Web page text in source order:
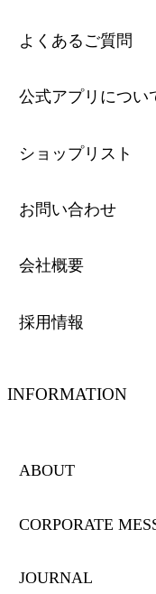
よくあるご質問
公式アプリについ
ショップリスト
お問い合わせ
会社概要
採用情報
INFORMATION
ABOUT
CORPORATE
JOURNAL